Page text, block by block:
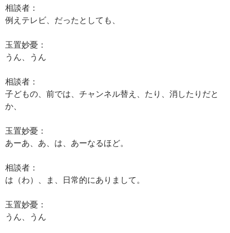
相談者：
例えテレビ、だったとしても、
玉置妙憂：
うん、うん
相談者：
子どもの、前では、チャンネル替え、たり、消したりだと
か、
玉置妙憂：
あーあ、あ、は、あーなるほど。
相談者：
は（わ）、ま、日常的にありまして。
玉置妙憂：
うん、うん